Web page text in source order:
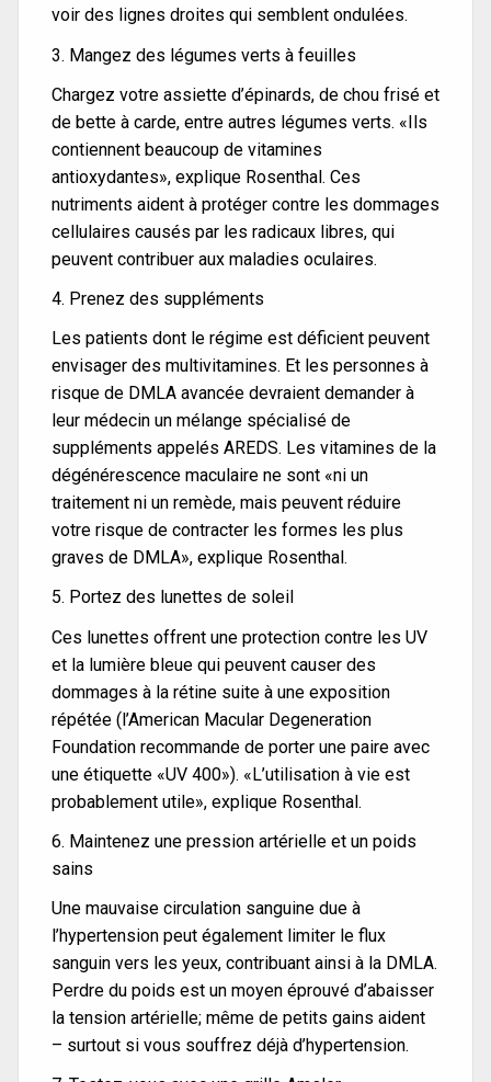
voir des lignes droites qui semblent ondulées.
3. Mangez des légumes verts à feuilles
Chargez votre assiette d’épinards, de chou frisé et
de bette à carde, entre autres légumes verts. «Ils
contiennent beaucoup de vitamines
antioxydantes», explique Rosenthal. Ces
nutriments aident à protéger contre les dommages
cellulaires causés par les radicaux libres, qui
peuvent contribuer aux maladies oculaires.
4. Prenez des suppléments
Les patients dont le régime est déficient peuvent
envisager des multivitamines. Et les personnes à
risque de DMLA avancée devraient demander à
leur médecin un mélange spécialisé de
suppléments appelés AREDS. Les vitamines de la
dégénérescence maculaire ne sont «ni un
traitement ni un remède, mais peuvent réduire
votre risque de contracter les formes les plus
graves de DMLA», explique Rosenthal.
5. Portez des lunettes de soleil
Ces lunettes offrent une protection contre les UV
et la lumière bleue qui peuvent causer des
dommages à la rétine suite à une exposition
répétée (l’American Macular Degeneration
Foundation recommande de porter une paire avec
une étiquette «UV 400»). «L’utilisation à vie est
probablement utile», explique Rosenthal.
6. Maintenez une pression artérielle et un poids
sains
Une mauvaise circulation sanguine due à
l’hypertension peut également limiter le flux
sanguin vers les yeux, contribuant ainsi à la DMLA.
Perdre du poids est un moyen éprouvé d’abaisser
la tension artérielle; même de petits gains aident
– surtout si vous souffrez déjà d’hypertension.